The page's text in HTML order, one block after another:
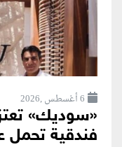
6 أغسطس ,2026
«سوديك»
فندقية تحمل